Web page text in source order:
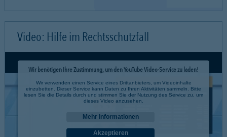
Video: Hilfe im Rechtsschutzfall
Wir benötigen Ihre Zustimmung, um den YouTube Video-Service zu laden!
Wir verwenden einen Service eines Drittanbieters, um Videoinhalte
einzubetten. Dieser Service kann Daten zu Ihren Aktivitäten sammeln. Bitte
lesen Sie die Details durch und stimmen Sie der Nutzung des Service zu, um
dieses Video anzusehen.
Mehr Informationen
Akzeptieren